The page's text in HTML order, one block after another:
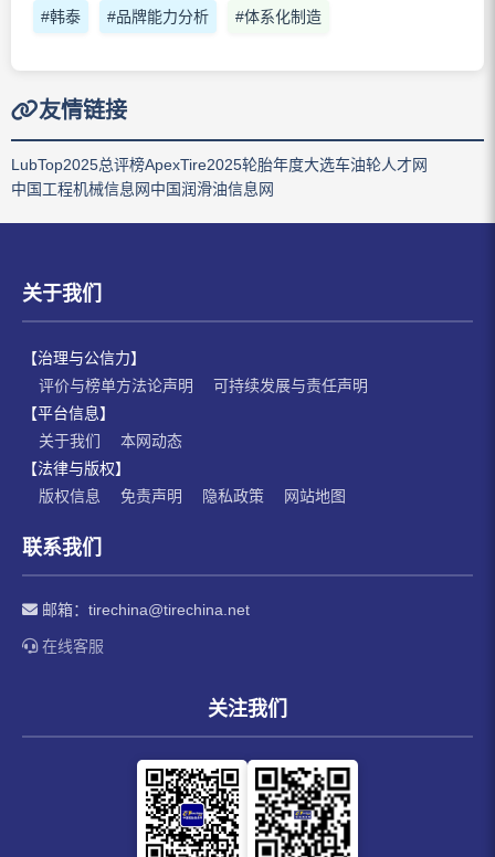
#韩泰 #品牌能力分析 #体系化制造
友情链接
LubTop2025总评榜ApexTire2025轮胎年度大选车油轮人才网
中国工程机械信息网中国润滑油信息网
关于我们
【治理与公信力】
评价与榜单方法论声明
可持续发展与责任声明
【平台信息】
关于我们
本网动态
【法律与版权】
版权信息
免责声明 隐私政策 网站地图
联系我们
邮箱： tirechina@tirechina.net
在线客服
关注我们